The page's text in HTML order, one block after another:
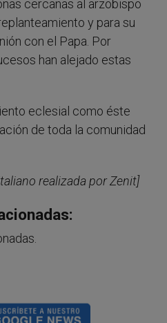
cercanas al arzobispo
y para su
con el Papa. Por
han alejado estas
eclesial como éste
de toda la comunidad
realizada por Zenit]